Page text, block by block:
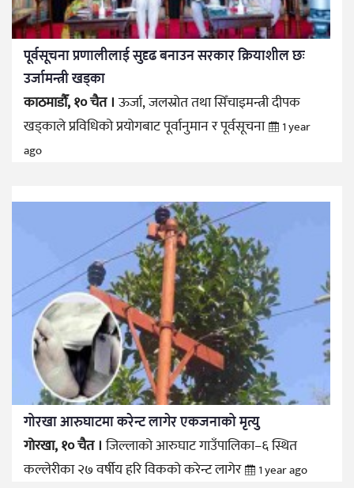
पूर्वसूचना प्रणालीलाई सुदृढ बनाउन सरकार क्रियाशील छः
उर्जामन्त्री खड्का
काठमाडौँ, १० चैत ।ऊर्जा, जलस्रोत तथा सिँचाइमन्त्री दीपक
खड्काले प्रविधिको प्रयोगबाट पूर्वानुमान र पूर्वसूचना
1 year
ago
गोरखा आरुघाटमा करेन्ट लागेर एकजनाको मृत्यु
गोरखा, १० चैत ।जिल्लाको आरुघाट गाउँपालिका–६ स्थित
कल्लेरीका २७ वर्षीय हरि विकको करेन्ट लागेर
1 year ago